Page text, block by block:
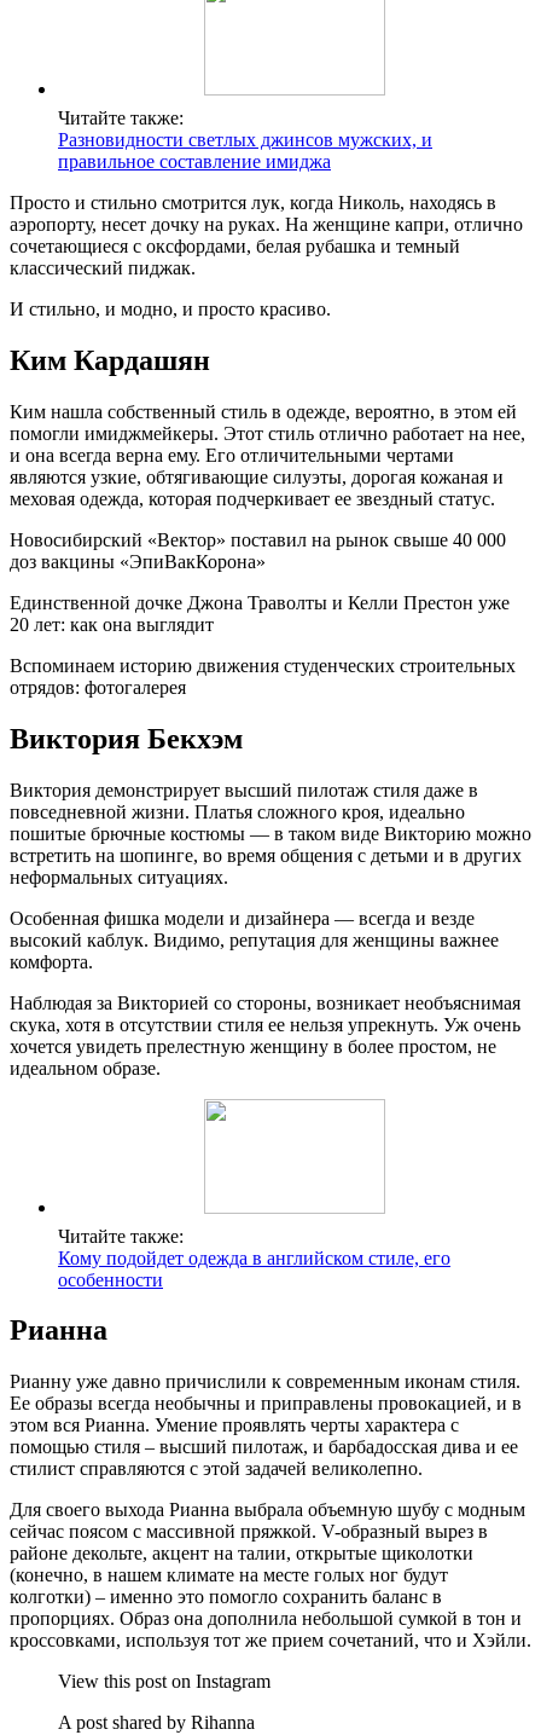
Читайте также:
Разновидности светлых джинсов мужских, и
правильное составление имиджа
Просто и стильно смотрится лук, когда Николь, находясь в
аэропорту, несет дочку на руках. На женщине капри, отлично
сочетающиеся с оксфордами, белая рубашка и темный
классический пиджак.
И стильно, и модно, и просто красиво.
Ким Кардашян
Ким нашла собственный стиль в одежде, вероятно, в этом ей
помогли имиджмейкеры. Этот стиль отлично работает на нее,
и она всегда верна ему. Его отличительными чертами
являются узкие, обтягивающие силуэты, дорогая кожаная и
меховая одежда, которая подчеркивает ее звездный статус.
Новосибирский «Вектор» поставил на рынок свыше 40 000
доз вакцины «ЭпиВакКорона»
Единственной дочке Джона Траволты и Келли Престон уже
20 лет: как она выглядит
Вспоминаем историю движения студенческих строительных
отрядов: фотогалерея
Виктория Бекхэм
Виктория демонстрирует высший пилотаж стиля даже в
повседневной жизни. Платья сложного кроя, идеально
пошитые брючные костюмы — в таком виде Викторию можно
встретить на шопинге, во время общения с детьми и в других
неформальных ситуациях.
Особенная фишка модели и дизайнера — всегда и везде
высокий каблук. Видимо, репутация для женщины важнее
комфорта.
Наблюдая за Викторией со стороны, возникает необъяснимая
скука, хотя в отсутствии стиля ее нельзя упрекнуть. Уж очень
хочется увидеть прелестную женщину в более простом, не
идеальном образе.
Читайте также:
Кому подойдет одежда в английском стиле, его
особенности
Рианна
Рианну уже давно причислили к современным иконам стиля.
Ее образы всегда необычны и приправлены провокацией, и в
этом вся Рианна. Умение проявлять черты характера с
помощью стиля – высший пилотаж, и барбадосская дива и ее
стилист справляются с этой задачей великолепно.
Для своего выхода Рианна выбрала объемную шубу с модным
сейчас поясом с массивной пряжкой. V-образный вырез в
районе декольте, акцент на талии, открытые щиколотки
(конечно, в нашем климате на месте голых ног будут
колготки) – именно это помогло сохранить баланс в
пропорциях. Образ она дополнила небольшой сумкой в тон и
кроссовками, используя тот же прием сочетаний, что и Хэйли.
View this post on Instagram
A post shared by Rihanna